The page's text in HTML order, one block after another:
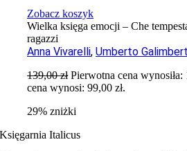
Zobacz koszyk
Wielka księga emocji – Che
ragazzi
Anna Vivarelli,Umberto
139,00zł Pierwotna cena wynosiła:
cena wynosi: 99,00 zł.
29% zniżki
Księgarnia Italicus